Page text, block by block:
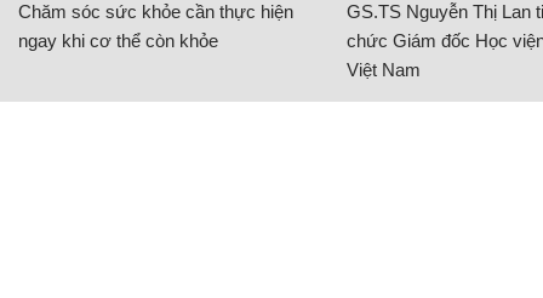
Chăm sóc sức khỏe cần thực hiện
ngay khi cơ thể còn khỏe
GS.TS Nguyễn Thị Lan
chức Giám đốc Học
Việt Nam